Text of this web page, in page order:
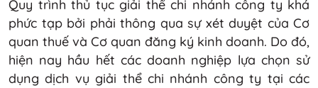
Quy trình thủ tục giải thể chi nhánh công ty khá
phức tạp bởi phải thông qua sự xét duyệt của Cơ
quan thuế và Cơ quan đăng ký kinh doanh. Do đó,
hiện nay hầu hết các doanh nghiệp lựa chọn sử
dụng dịch vụ giải thể chi nhánh công ty tại các